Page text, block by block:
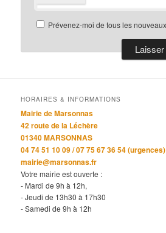
Prévenez-moi de tous les
HORAIRES & INFORMATIONS
Mairie de Marsonnas
42 route de la Léchère
01340 MARSONNAS
04 74 51 10 09 / 07 75 67 36 54 (urgences)
mairie@marsonnas.fr
Votre mairie est ouverte :
- Mardi de 9h à 12h,
- Jeudi de 13h30 à 17h30
- Samedi de 9h à 12h